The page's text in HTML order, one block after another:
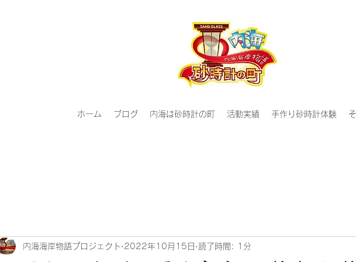
ホーム ブログ 内海は砂時計の町 活動実績 手作り砂時計体験
内海海岸物語プロジェクト 2022年10月15日 読了時間: 1分